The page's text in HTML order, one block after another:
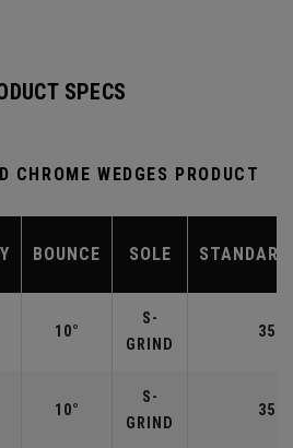
SPECS
CHROME WEDGES PRODUCT
BOUNCE SOLE
10°
S-
GRIND
10°
S-
GRIND